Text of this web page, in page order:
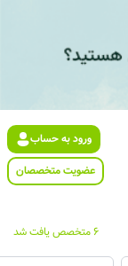
ورود به حساب
عضویت متخصصان
6 متخصص یافت شد